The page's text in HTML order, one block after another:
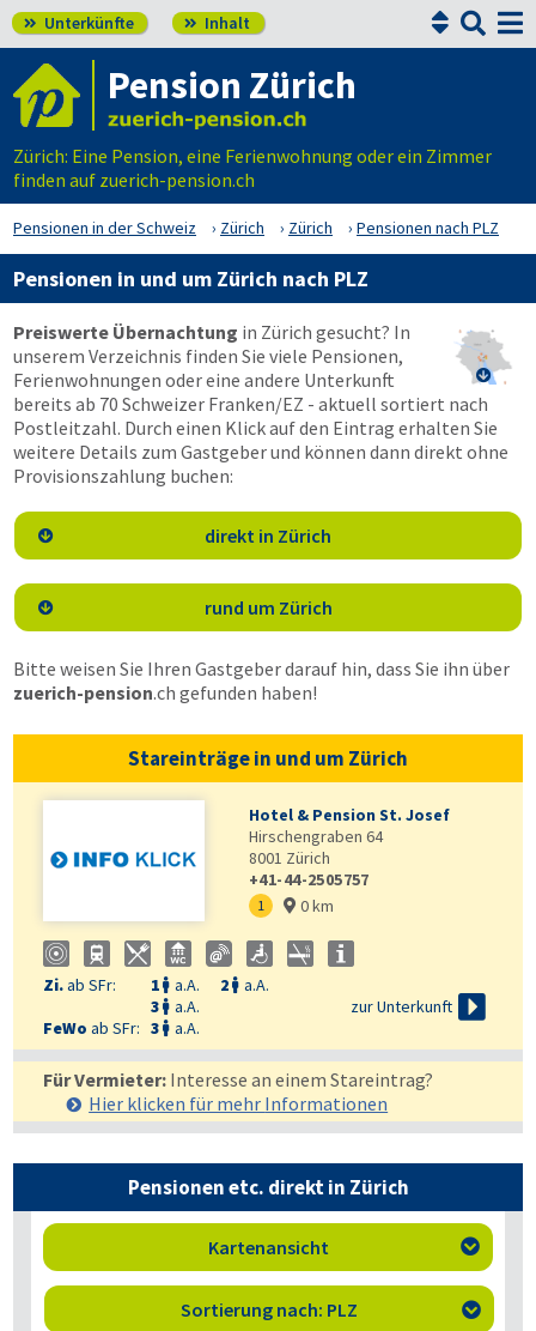
 Unterkünfte  Inhalt 

Pension Zürich
Zürich: Eine Pension, eine Ferienwohnung oder ein Zimmer
finden auf zuerich-pension.ch
Pensionen in der Schweiz Zürich Zürich Pensionen nach PLZ
Pensionen in und um Zürich nach PLZ

Preiswerte Übernachtung in Zürich gesucht? In
unserem Verzeichnis finden Sie viele Pensionen,
Ferienwohnungen oder eine andere Unterkunft
bereits ab 70 Schweizer Franken/EZ - aktuell sortiert nach
Postleitzahl. Durch einen Klick auf den Eintrag erhalten Sie
weitere Details zum Gastgeber und können dann direkt ohne
Provisionszahlung buchen:
 direkt in Zürich
 rund um Zürich
Bitte weisen Sie Ihren Gastgeber darauf hin, dass Sie ihn über
zuerich-pension.ch gefunden haben!
Stareinträge in und um Zürich
Hotel & Pension St. Josef
Hirschengraben 64
8001 Zürich
+41-44-2505757
1  0 km
Zi.ab SFr: 1  a.A. 2  a.A.
3  a.A.
FeWo ab SFr: 3  a.A.
zur Unterkunft 
Für Vermieter: Interesse an einem Stareintrag?
Hier klicken für mehr Informationen
Pensionen etc. direkt in Zürich
Kartenansicht 
Sortierung nach: PLZ 